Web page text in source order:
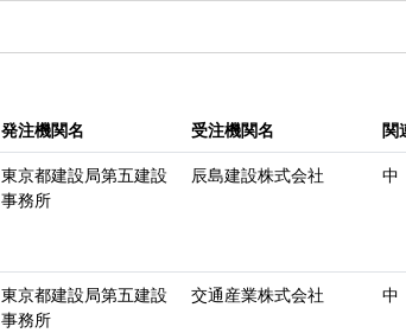
発注機関名 受注機関名 関
東京都建設局第五建設
事務所
辰島建設株式会社 中
東京都建設局第五建設
事務所
交通産業株式会社 中